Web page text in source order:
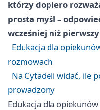
którzy dopiero
prosta myśl –
wcześniej niż
Edukacja dla
rozmowach
Na Cytadeli widać, ile
prowadzony
Edukacja dla